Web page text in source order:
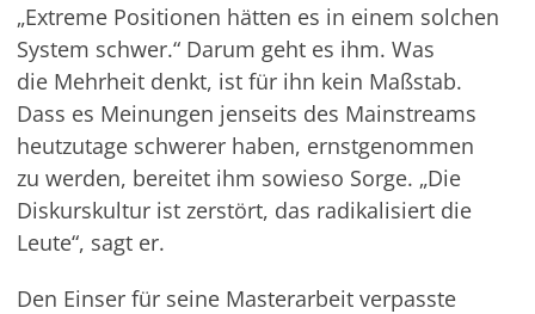
„Extreme Positionen hätten es in einem solchen
System schwer.“ Darum geht es ihm. Was
die Mehrheit denkt, ist für ihn kein Maßstab.
Dass es Meinungen jenseits des Mainstreams
heutzutage schwerer haben, ernstgenommen
zu werden, bereitet ihm sowieso Sorge. „Die
Diskurskultur ist zerstört, das radikalisiert die
Leute“, sagt er.
Den Einser für seine Masterarbeit verpasste